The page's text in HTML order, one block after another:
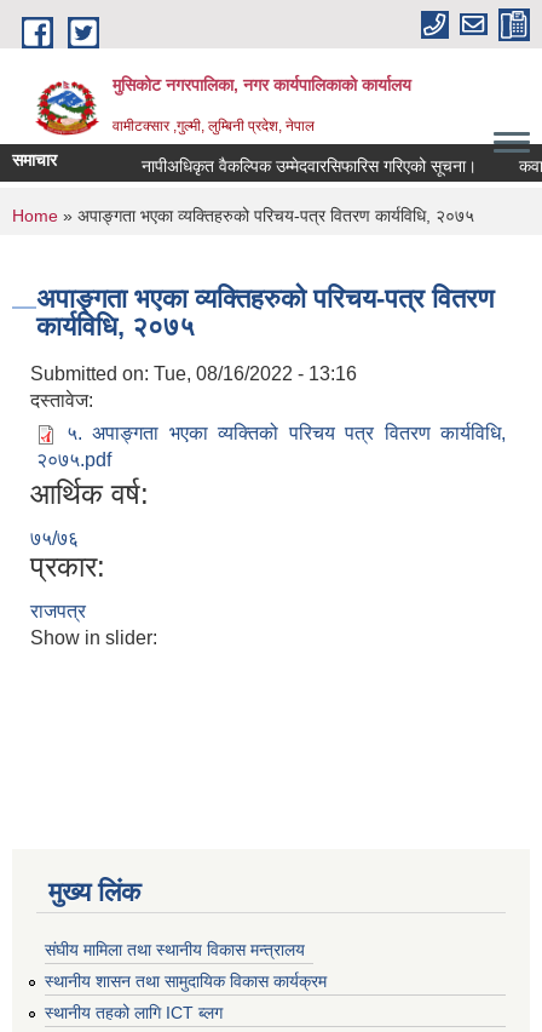
Skip to main content
मुसिकोट नगरपालिका, नगर कार्यपालिकाकाे कार्यालय
वामीटक्सार ,गुल्मी, लुम्बिनी प्रदेश, नेपाल
समाचार नापीअधिकृत वैकल्पिक उम्मेदवारसिफारिस गरिएको सूचना। कवाडी
You are here
Home » अपाङ्गता भएका व्यक्तिहरुको परिचय-पत्र वितरण कार्यविधि, २०७५
अपाङ्गता भएका व्यक्तिहरुको परिचय-पत्र वितरण
कार्यविधि, २०७५
Submitted on: Tue, 08/16/2022 - 13:16
दस्तावेज:
५. अपाङ्गता भएका व्यक्तिको परिचय पत्र वितरण कार्यविधि,
२०७५.pdf
आर्थिक वर्ष:
७५/७६
प्रकार:
राजपत्र
Show in slider:
मुख्य लिंक
संघीय मामिला तथा स्थानीय विकास मन्त्रालय
स्थानीय शासन तथा सामुदायिक विकास कार्यक्रम
स्थानीय तहको लागि ICT ब्लग